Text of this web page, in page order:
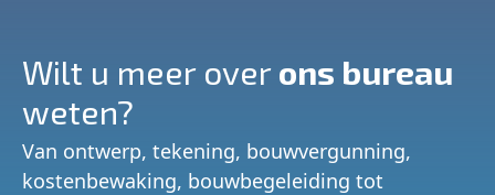
Wilt u meer overons bureau
weten?
Van ontwerp, tekening, bouwvergunning,
kostenbewaking, bouwbegeleiding tot